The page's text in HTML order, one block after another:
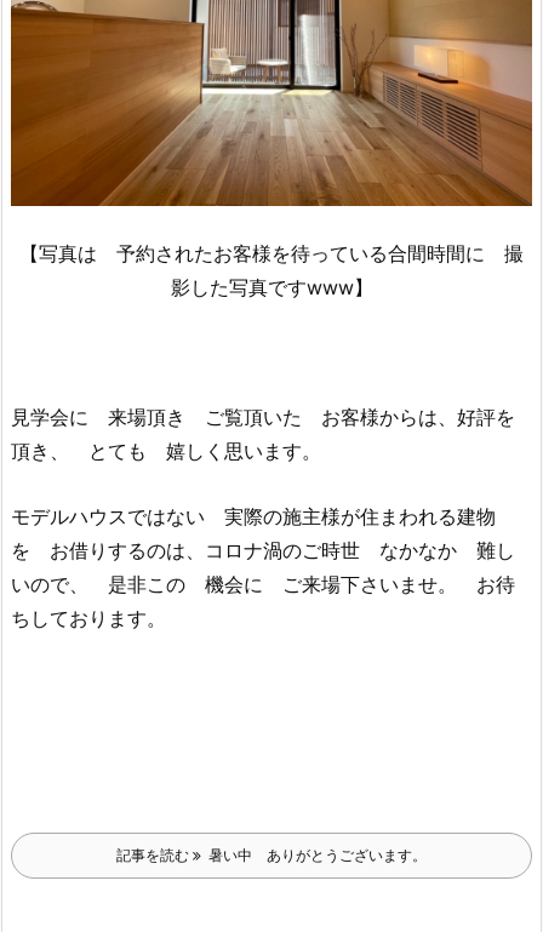
【写真は 予約されたお客様を待っている合間時間に 撮
影した写真ですwww】
見学会に 来場頂き ご覧頂いた お客様からは、好評を
頂き、 とても 嬉しく思います。
モデルハウスではない 実際の施主様が住まわれる建物
を お借りするのは、コロナ渦のご時世 なかなか 難し
いので、 是非この 機会に ご来場下さいませ。 お待
ちしております。
記事を読む 暑い中 ありがとうございます。